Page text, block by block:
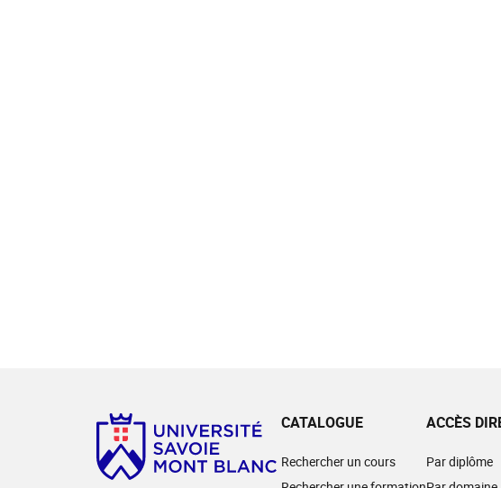
CATALOGUE
Rechercher un cours
ACCÈS
Par diplôme